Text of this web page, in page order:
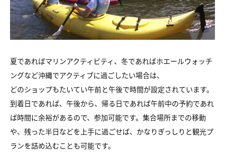
夏であればマリンアクティビティ、冬であればホエールウォッチ
ングなど沖縄でアクティブに過ごしたい場合は、
どのショップもたいてい午前と午後で時間が設定されています。
到着日であれば、午後から、帰る日であれば午前中の予約であれ
ば時間に余裕があるので、参加可能です。集合場所までの移動
や、残った半日などを上手に過ごせば、かなりぎっしりと観光プ
ランを詰め込むことも可能です。